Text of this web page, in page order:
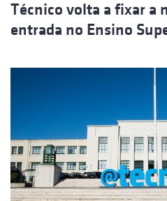
Técnico volta a fixar a
entrada no Ensino